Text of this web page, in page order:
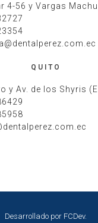
4-56 y Vargas
QUITO
y Av. de los Shyris
Desarrollado por FCDev.